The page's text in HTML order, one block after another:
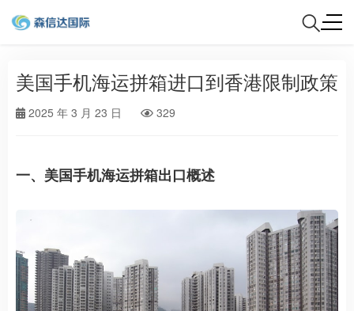
美国手机海运拼箱进口到香港限制政策
2025 年 3 月 23 日 329
一、美国手机海运拼箱出口概述